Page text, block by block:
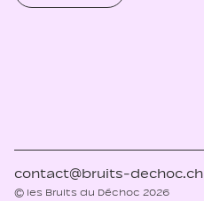
contact@bruits-dechoc.ch
© les Bruits du Déchoc 2026